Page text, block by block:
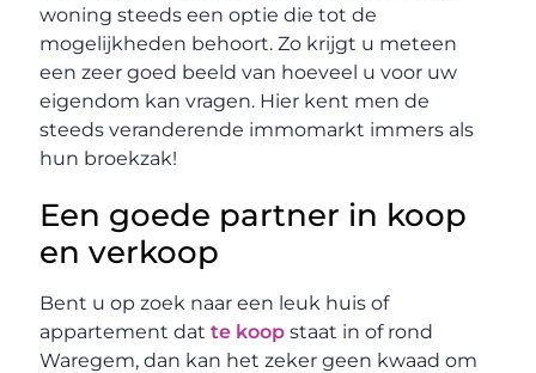
woning steeds een optie die tot de
mogelijkheden behoort. Zo krijgt u meteen
een zeer goed beeld van hoeveel u voor uw
eigendom kan vragen. Hier kent men de
steeds veranderende immomarkt immers als
hun broekzak!
Een goede partner in koop
en verkoop
Bent u op zoek naar een leuk huis of
appartement datte koop staat in of rond
Waregem, dan kan het zeker geen kwaad om